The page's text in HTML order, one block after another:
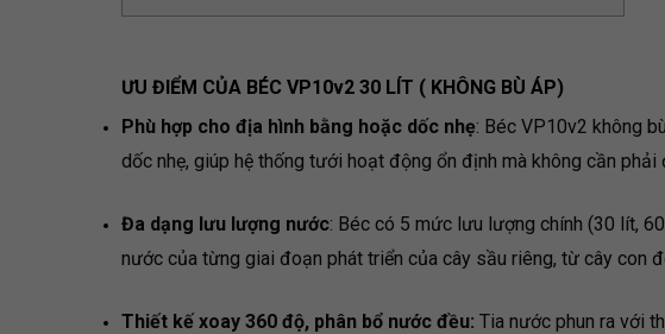
ƯU ĐIỂM CỦA BÉC VP10v2 30 LÍT ( KHÔNG BÙ ÁP)
Phù hợp cho địa hình bằng hoặc dốc nhẹ: Béc VP10v2 không
dốc nhẹ, giúp hệ thống tưới hoạt động ổn định mà không cần phải
Đa dạng lưu lượng nước: Béc có 5 mức lưu lượng chính (30 lít,
nước của từng giai đoạn phát triển của cây sầu riêng, từ cây con
Thiết kế xoay 360 độ, phân bổ nước đều: Tia nước phun ra với